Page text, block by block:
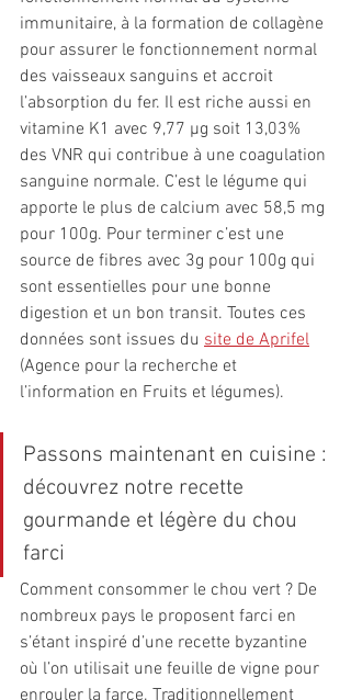
immunitaire, à la formation de collagène
pour assurer le fonctionnement normal
des vaisseaux sanguins et accroit
l’absorption du fer. Il est riche aussi en
vitamine K1 avec 9,77 µg soit 13,03%
des VNR qui contribue à une coagulation
sanguine normale. C’est le légume qui
apporte le plus de calcium avec 58,5 mg
pour 100g. Pour terminer c’est une
source de fibres avec 3g pour 100g qui
sont essentielles pour une bonne
digestion et un bon transit. Toutes ces
données sont issues du site de Aprifel
(Agence pour la recherche et
l’information en Fruits et légumes).
Passons maintenant en cuisine :
découvrez notre recette
gourmande et légère du chou
farci
Comment consommer le chou vert ? De
nombreux pays le proposent farci en
s’étant inspiré d’une recette byzantine
où l’on utilisait une feuille de vigne pour
enrouler la farce. Traditionnellement